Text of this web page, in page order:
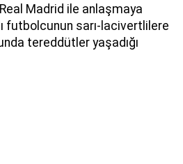
Madrid ile anlaşmaya
futbolcunun sarı-lacivertlilere
tereddütler yaşadığı